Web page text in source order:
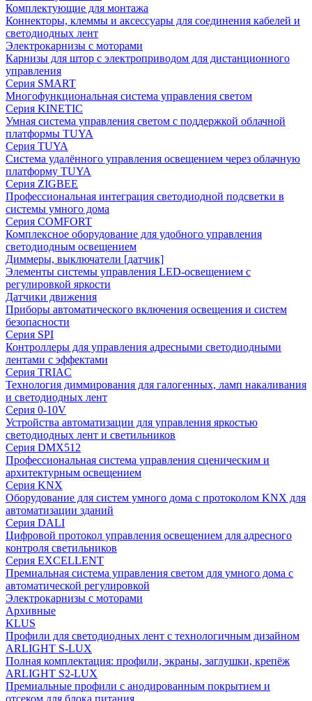
Комплектующие для монтажа
Коннекторы, клеммы и аксессуары для соединения кабелей и
светодиодных лент
Электрокарнизы с моторами
Карнизы для штор с электроприводом для дистанционного
управления
Серия SMART
Многофункциональная система управления светом
Серия KINETIC
Умная система управления светом с поддержкой облачной
платформы TUYA
Серия TUYA
Система удалённого управления освещением через облачную
платформу TUYA
Серия ZIGBEE
Профессиональная интеграция светодиодной подсветки в
системы умного дома
Серия COMFORT
Комплексное оборудование для удобного управления
светодиодным освещением
Диммеры, выключатели [датчик]
Элементы системы управления LED-освещением с
регулировкой яркости
Датчики движения
Приборы автоматического включения освещения и систем
безопасности
Серия SPI
Контроллеры для управления адресными светодиодными
лентами с эффектами
Серия TRIAC
Технология диммирования для галогенных, ламп накаливания
и светодиодных лент
Серия 0-10V
Устройства автоматизации для управления яркостью
светодиодных лент и светильников
Серия DMX512
Профессиональная система управления сценическим и
архитектурным освещением
Серия KNX
Оборудование для систем умного дома с протоколом KNX для
автоматизации зданий
Серия DALI
Цифровой протокол управления освещением для адресного
контроля светильников
Серия EXCELLENT
Премиальная система управления светом для умного дома с
автоматической регулировкой
Электрокарнизы с моторами
Архивные
KLUS
Профили для светодиодных лент с технологичным дизайном
ARLIGHT S-LUX
Полная комплектация: профили, экраны, заглушки, крепёж
ARLIGHT S2-LUX
Премиальные профили с анодированным покрытием и
отсеком для блока питания